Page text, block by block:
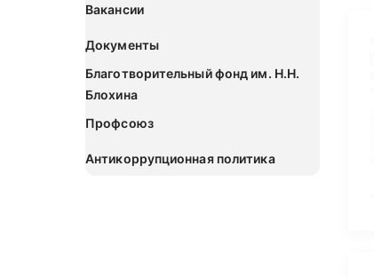
Вакансии
Документы
Благотворительный фонд им. Н.Н.
Блохина
Профсоюз
Антикоррупционная политика